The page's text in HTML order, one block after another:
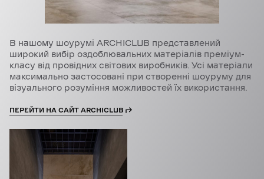
В нашому шоурумі ARCHICLUB представлений
широкий вибір оздоблювальних матеріалів преміум-
класу від провідних світових виробників. Усі матеріали
максимально застосовані при створенні шоуруму для
візуального розуміння можливостей їх використання.
ПЕРЕЙТИ НА САЙТ ARCHICLUB